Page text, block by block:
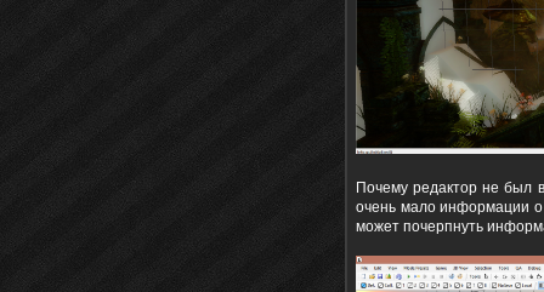
Почему редактор не был
очень мало информации
может почерпнуть